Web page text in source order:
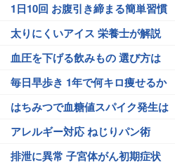
1日10回 お腹引き締まる簡単習慣
太りにくいアイス 栄養士が解説
血圧を下げる飲みもの 選び方は
毎日早歩き 1年で何キロ痩せるか
はちみつで血糖値スパイク発生は
アレルギー対応 ねじりパン術
排泄に異常 子宮体がん初期症状